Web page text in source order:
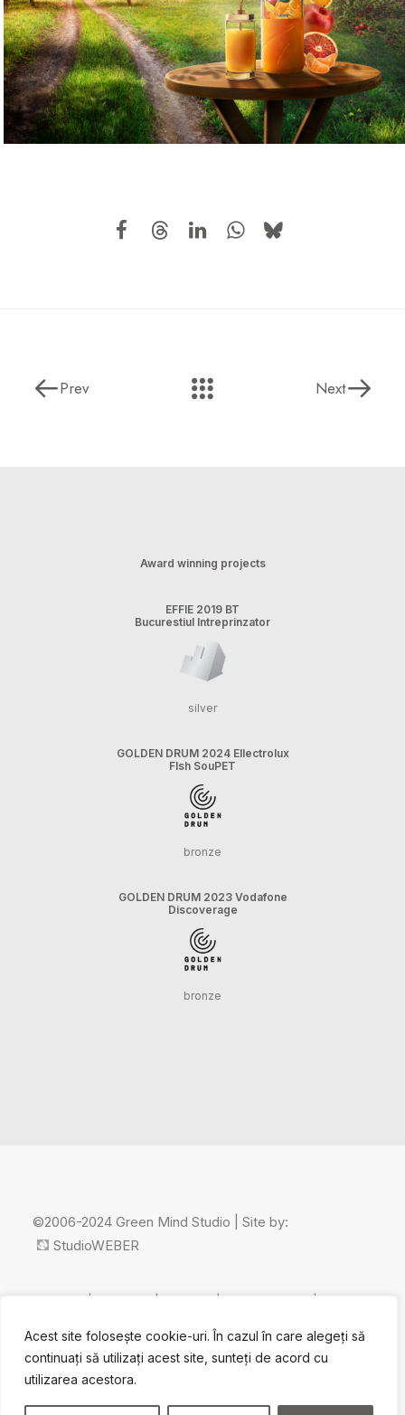
Acest site folosește cookie-uri. În cazul în care alegeți să
continuați să utilizați acest site, sunteți de acord cu
utilizarea acestora.
Prev Next
Award winning projects
EFFIE 2019 BT
Bucurestiul Intreprinzator
silver
GOLDEN DRUM 2024 Ellectrolux
FIsh SouPET
bronze
GOLDEN DRUM 2023 Vodafone
Discoverage
bronze
©2006-2024 Green Mind Studio | Site by:
StudioWEBER
| | | |
policy